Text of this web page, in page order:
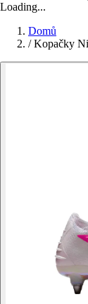
Loading...
Domů
/ Kopačky